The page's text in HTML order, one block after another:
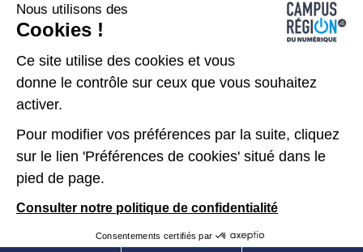
Plan du site
Données personnelles
Gérer les cookies
Kit de communication
Accessibilité : partiellement conforme
Nous utilisons des
Cookies !
Ce site utilise des cookies et vous
donne le contrôle sur ceux que vous souhaitez
activer.
Pour modifier vos préférences par la suite, cliquez
sur le lien 'Préférences de cookies' situé dans le
pied de page.
Consulter notre politique de confidentialité
Consentements certifiés par